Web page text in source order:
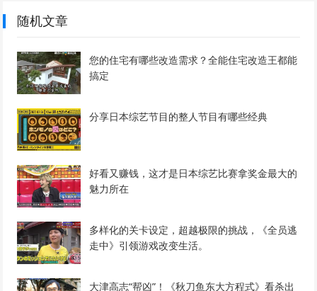
随机文章
您的住宅有哪些改造需求？全能住宅改造王都能
搞定
分享日本综艺节目的整人节目有哪些经典
好看又赚钱，这才是日本综艺比赛拿奖金最大的
魅力所在
多样化的关卡设定，超越极限的挑战，《全员逃
走中》引领游戏改变生活。
大津高志“帮凶”！《秋刀鱼东大方程式》看杀出